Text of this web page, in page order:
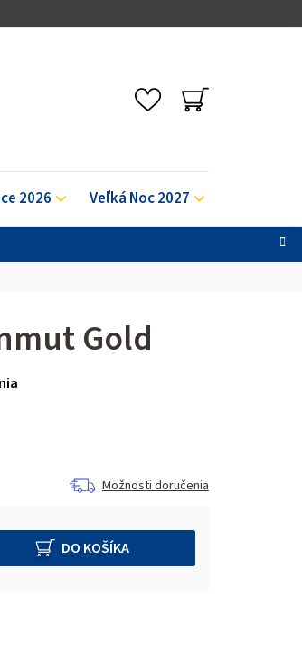
NÁKUPNÝ
KOŠÍK
2026 Veľká Noc 2027
Gold
Možnosti doručenia
DO KOŠÍKA